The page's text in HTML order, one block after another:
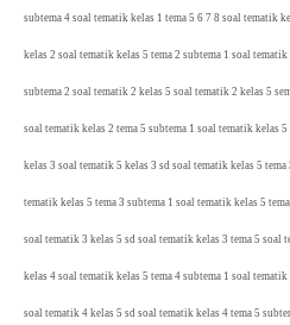
subtema 4 soal tematik kelas 1 tema 5 6 7 8 soal tematik
kelas 2 soal tematik kelas 5 tema 2 subtema 1 soal
subtema 2 soal tematik 2 kelas 5 soal tematik 2 kelas 5
soal tematik kelas 2 tema 5 subtema 1 soal tematik kelas
kelas 3 soal tematik 5 kelas 3 sd soal tematik kelas 5
tematik kelas 5 tema 3 subtema 1 soal tematik kelas 5
soal tematik 3 kelas 5 sd soal tematik kelas 3 tema 5 soal
kelas 4 soal tematik kelas 5 tema 4 subtema 1 soal
soal tematik 4 kelas 5 sd soal tematik kelas 4 tema 5